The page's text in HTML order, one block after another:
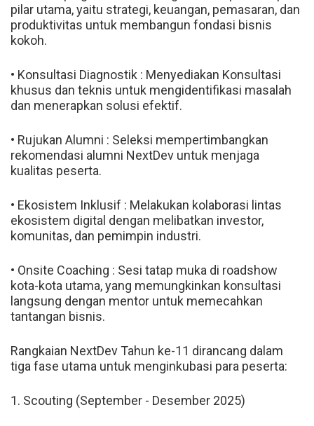
pilar utama, yaitu strategi, keuangan, pemasaran, dan
produktivitas untuk membangun fondasi bisnis
kokoh.
• Konsultasi Diagnostik : Menyediakan Konsultasi
khusus dan teknis untuk mengidentifikasi masalah
dan menerapkan solusi efektif.
• Rujukan Alumni : Seleksi mempertimbangkan
rekomendasi alumni NextDev untuk menjaga
kualitas peserta.
• Ekosistem Inklusif : Melakukan kolaborasi lintas
ekosistem digital dengan melibatkan investor,
komunitas, dan pemimpin industri.
• Onsite Coaching : Sesi tatap muka di roadshow
kota-kota utama, yang memungkinkan konsultasi
langsung dengan mentor untuk memecahkan
tantangan bisnis.
Rangkaian NextDev Tahun ke-11 dirancang dalam
tiga fase utama untuk menginkubasi para peserta:
1. Scouting (September - Desember 2025)